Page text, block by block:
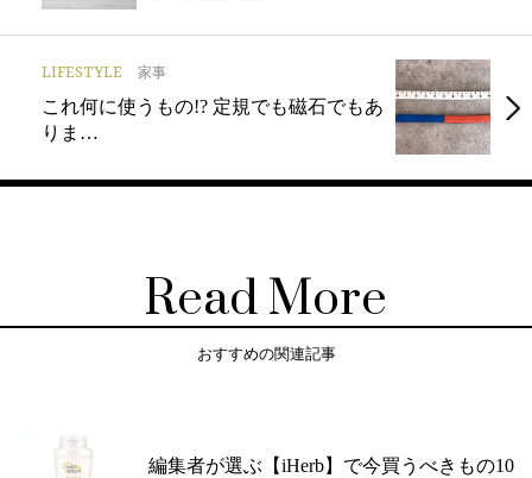
LIFESTYLE 家事
これ何に使うもの!? 定規でも磁石でもあ
りま…
Read More
おすすめの関連記事
編集者が選ぶ【iHerb】で今買うべきもの10